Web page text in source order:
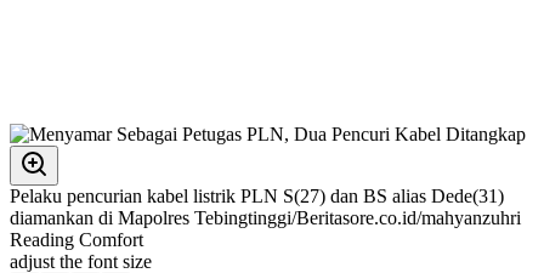
Pelaku pencurian kabel listrik PLN S(27) dan BS alias Dede(31)
diamankan di Mapolres Tebingtinggi/Beritasore.co.id/mahyanzuhri
Reading Comfort
adjust the font size